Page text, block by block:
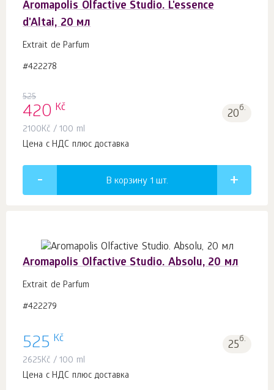
Aromapolis Olfactive Studio. L'essence
d'Altai, 20 мл
Extrait de Parfum
#422278
525
420 Kč 20б.
2100Kč / 100 ml
Цена с НДС плюс доставка
В корзину 1 шт.
Aromapolis Olfactive Studio. Absolu, 20 мл
Extrait de Parfum
#422279
525 Kč 25б.
2625Kč / 100 ml
Цена с НДС плюс доставка